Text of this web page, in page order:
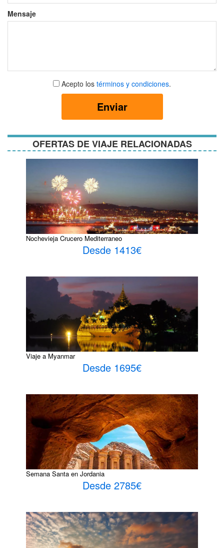
Mensaje
Aceptar
términos
Acepto los términos y condiciones.
Enviar
OFERTAS DE VIAJE RELACIONADAS
Nochevieja Crucero Mediterraneo
Desde 1413€
Viaje a Myanmar
Desde 1695€
Semana Santa en Jordania
Desde 2785€